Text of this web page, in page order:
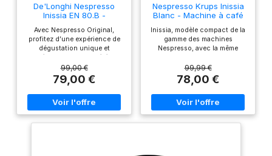
De'Longhi Nespresso
Inissia EN 80.B -
Avec Nespresso Original,
profitez d’une expérience de
dégustation unique et
découvrez nos variétés
d’espressos qui proviennent
de cultures de café du monde
entier 2 sélections de café :
choisissez entre un espresso
et un lungo Efficace : un
encombrement réduit, une
technologie intelligente
99,00 €
79,00 €
Nespresso Krups Inissia
Blanc - Machine à café
Compacte & Kit de
bienvenue
Inissia, modèle compact de la
gamme des machines
Nespresso, avec la même
révéler la qualité
exceptionnelle des Grands
Crus Nespresso 2 boutons
avec arrêt automatique du
café : espresso (40 ml) ou
café long (110 ml) et longueur
de tasse personnalisable 19
99,99 €
78,00 €